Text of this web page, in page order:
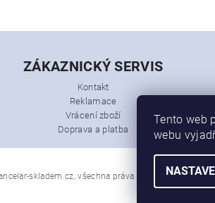
ZÁKAZNICKÝ SERVIS
Kontakt
Reklamace
Vrácení zboží
Doprava a platba
skladem.cz, všechna práva vyhrazena
Tento web
webu